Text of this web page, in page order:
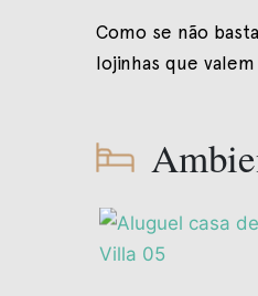
Como se não
lojinhas que